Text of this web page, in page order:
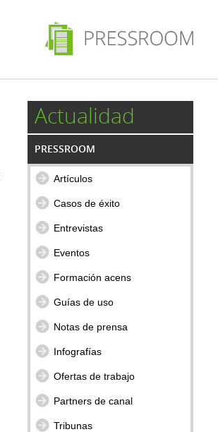
Actualidad
PRESSROOM
Artículos
Casos de éxito
Entrevistas
Eventos
Formación acens
Guías de uso
Notas de prensa
Infografías
Ofertas de trabajo
Partners de canal
Tribunas